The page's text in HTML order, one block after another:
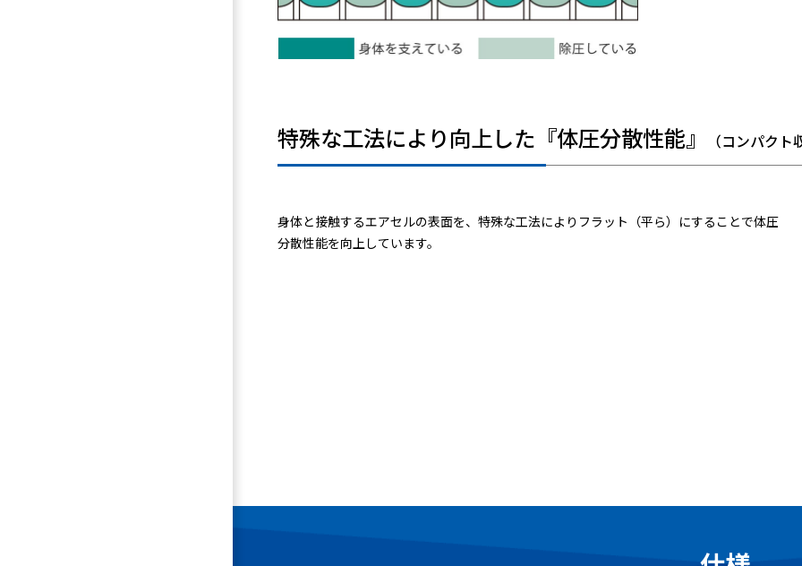
特殊な工法により向上した『体圧分散性能』 （コンパク
身体と接触するエアセルの表面を、特殊な工法によりフラット（平ら）にすることで体圧
分散性能を向上しています。